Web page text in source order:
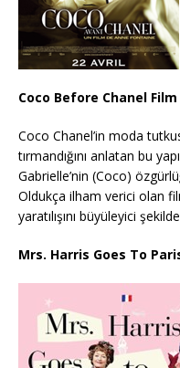
Coco Before Chanel
Coco Chanel’in moda
tırmandığını anlatan bu
Gabrielle’nin (Coco)
Oldukça ilham verici olan
yaratılışını büyüleyici
Mrs. Harris Goes To